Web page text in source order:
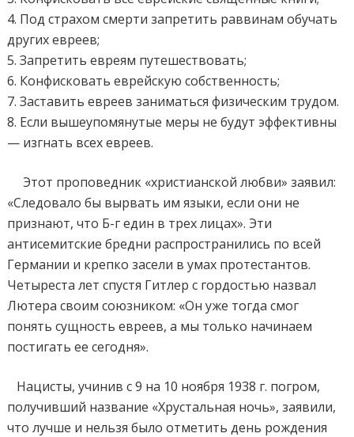
4. Под страхом смерти запретить раввинам обучать
других евреев;
5. Запретить евреям путешествовать;
6. Конфисковать еврейскую собственность;
7. Заставить евреев заниматься физическим трудом.
8. Если вышеупомянутые меры не будут эффективны
— изгнать всех евреев.
Этот проповедник «христианской любви» заявил:
«Следовало бы вырвать им языки, если они не
признают, что Б-г един в трех лицах». Эти
антисемитские бредни распространились по всей
Германии и крепко засели в умах протестантов.
Четыреста лет спустя Гитлер с гордостью назвал
Лютера своим союзником: «Он уже тогда смог
понять сущность евреев, а мы только начинаем
постигать ее сегодня».
Нацисты, учинив с 9 на 10 ноября 1938 г. погром,
получивший название «Хрустальная ночь», заявили,
что лучше и нельзя было отметить день рождения